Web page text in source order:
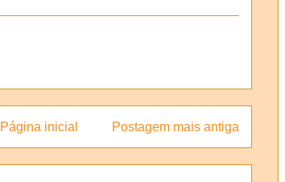
Postagem mais antiga
Página inicial